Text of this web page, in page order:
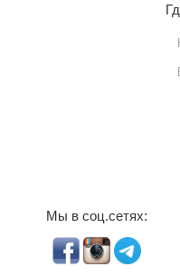
Мы в соц.сетях: